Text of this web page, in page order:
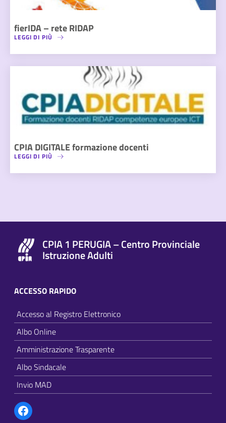
fierIDA – rete RIDAP
LEGGI DI PIÙ
CPIA DIGITALE formazione docenti
LEGGI DI PIÙ
CPIA 1 PERUGIA – Centro Provinciale
Istruzione Adulti
ACCESSO RAPIDO
Accesso al Registro Elettronico
Albo Online
Amministrazione Trasparente
Albo Sindacale
Invio MAD
Facebook